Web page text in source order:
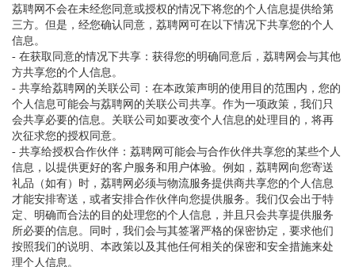
荔聘网不会在未经您同意或授权的情况下将您的个人信息提供给第
三方。但是，经您确认同意，荔聘网可在以下情况下共享您的个人
信息。
- 在获取同意的情况下共享：获得您的明确同意后，荔聘网会与其他
方共享您的个人信息。
- 共享给荔聘网的关联公司：在本政策声明的使用目的范围内，您的
个人信息可能会与荔聘网的关联公司共享。作为一项政策，我们只
会共享必要的信息。关联公司如要改变个人信息的处理目的，将再
次征求您的授权同意。
- 共享给授权合作伙伴：荔聘网可能会与合作伙伴共享您的某些个人
信息，以提供更好的客户服务和用户体验。例如，荔聘网向您寄送
礼品（如有）时，荔聘网必须与物流服务提供商共享您的个人信息
才能安排寄送，或者安排合作伙伴向您提供服务。我们仅会出于特
定、明确而合法的目的处理您的个人信息，并且只会共享提供服务
所必要的信息。同时，我们会与其签署严格的保密协定，要求他们
按照我们的说明、本政策以及其他任何相关的保密和安全措施来处
理个人信息。